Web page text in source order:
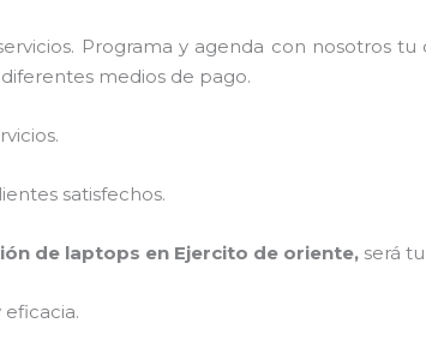
Programa y agenda con nosotros tu
medios de pago.
satisfechos.
de laptops en Ejercito de oriente, será